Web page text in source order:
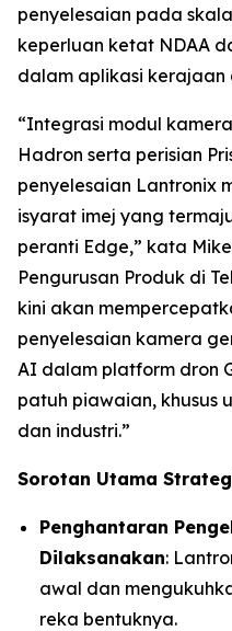
penyelesaian pada
keperluan ketat NDAA
dalam aplikasi kerajaan
“Integrasi modul
Hadron serta perisian
penyelesaian Lantronix
isyarat imej yang
peranti Edge,” kata
Pengurusan Produk di
kini akan
penyelesaian kamera
AI dalam platform dron
patuh piawaian, khusus
dan industri.”
Sorotan Utama
Penghantaran
Dilaksanakan:
awal dan
reka bentuknya.